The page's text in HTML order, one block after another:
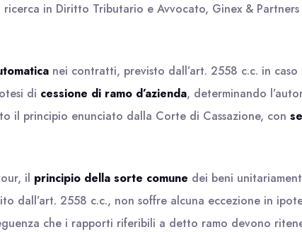
in Diritto Tributario e Avvocato, Ginex &
nei contratti, previsto dall’art. 2558 c.c. in caso
di cessione di ramo d’azienda, determinando
il principio enunciato dalla Corte di Cassazione, con
il principio della sorte comune dei beni
dall’art. 2558 c.c., non soffre alcuna eccezione in
che i rapporti riferibili a detto ramo devono